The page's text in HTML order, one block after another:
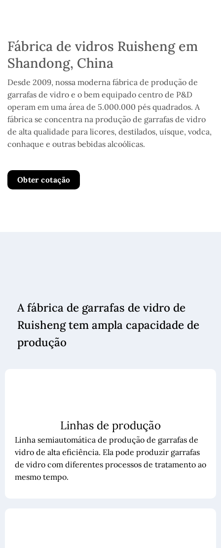
Fábrica de vidros Ruisheng em
Shandong, China
Desde 2009, nossa moderna fábrica de produção de
garrafas de vidro e o bem equipado centro de P&D
operam em uma área de 5.000.000 pés quadrados. A
fábrica se concentra na produção de garrafas de vidro
de alta qualidade para licores, destilados, uísque, vodca,
conhaque e outras bebidas alcoólicas.
Obter cotação
A fábrica de garrafas de vidro de
Ruisheng tem ampla capacidade de
produção
Linhas de produção
Linha semiautomática de produção de garrafas de
vidro de alta eficiência. Ela pode produzir garrafas
de vidro com diferentes processos de tratamento ao
mesmo tempo.